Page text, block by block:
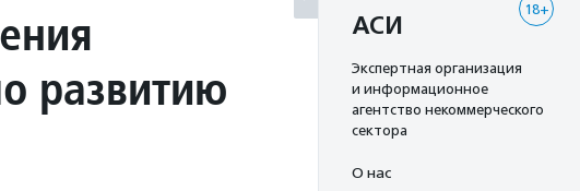
развитию
18+
АСИ
Экспертная организация
и информационное
агентство некоммерческого
сектора
О нас